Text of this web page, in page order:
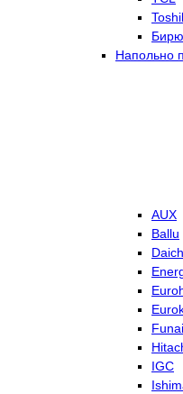
Напольно
AUX
Ballu
Funai
IGC